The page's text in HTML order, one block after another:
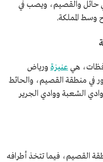
حائل والقصيم، ويصب في
وسط المملكة.
هي عنيزة ورياض
في منطقة القصيم، والحائط
الشعبة ووادي الجرير
القصيم، فيما تتخذ أطرافه